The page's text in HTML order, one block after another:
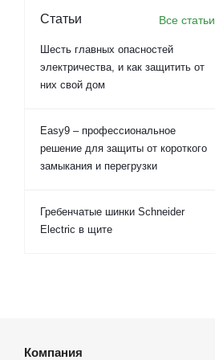
Статьи Все статьи
Шесть главных опасностей
электричества, и как защитить от
них свой дом
Easy9 – профессиональное
решение для защиты от короткого
замыкания и перегрузки
Гребенчатые шинки Schneider
Electric в щите
Компания